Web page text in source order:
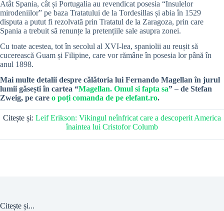
Atât Spania, cât și Portugalia au revendicat posesia “Insulelor
mirodeniilor” pe baza Tratatului de la Tordesillas și abia în 1529
disputa a putut fi rezolvată prin Tratatul de la Zaragoza, prin care
Spania a trebuit să renunțe la pretențiile sale asupra zonei.
Cu toate acestea, tot în secolul al XVI-lea, spaniolii au reușit să
cucerească Guam și Filipine, care vor rămâne în posesia lor până în
anul 1898.
Mai multe detalii despre călătoria lui Fernando Magellan în jurul
lumii găsești în cartea “Magellan. Omul si fapta sa” – de Stefan
Zweig, pe care o poți comanda de pe elefant.ro.
Citește și: Leif Erikson: Vikingul neînfricat care a descoperit America
înaintea lui Cristofor Columb
Citește și...